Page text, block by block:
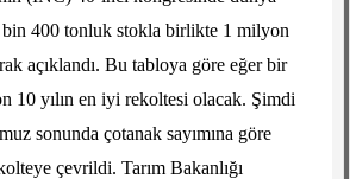
bin 400 tonluk stokla birlikte 1 milyon
açıklandı. Bu tabloya göre eğer bir
10 yılın en iyi rekoltesi olacak. Şimdi
sonunda çotanak sayımına göre
çevrildi. Tarım Bakanlığı